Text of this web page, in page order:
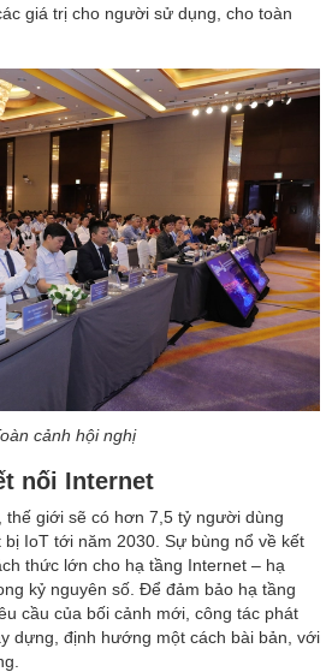
giá trị cho người sử dụng, cho toàn
cảnh hội nghị
nối Internet
thế giới sẽ có hơn 7,5 tỷ người dùng
IoT tới năm 2030. Sự bùng nổ về kết
thức lớn cho hạ tầng Internet – hạ
kỷ nguyên số. Để đảm bảo hạ tầng
cầu của bối cảnh mới, công tác phát
dựng, định hướng một cách bài bản, với